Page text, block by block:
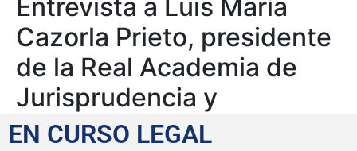
Entrevista a Luis María
Cazorla Prieto, presidente
de la Real Academia de
Jurisprudencia y
Legislación de España
EN CURSO LEGAL